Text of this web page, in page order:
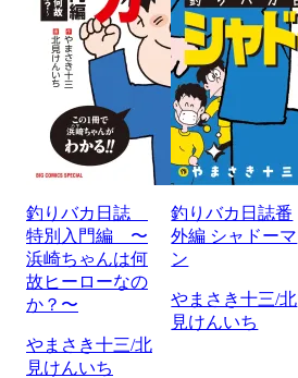
釣りバカ日誌
特別入門編 〜
浜崎ちゃんは何
故ヒーローなの
か？〜
やまさき十三/北
見けんいち
釣りバカ日誌番
外編 シャドーマ
ン
やまさき十三/北
見けんいち